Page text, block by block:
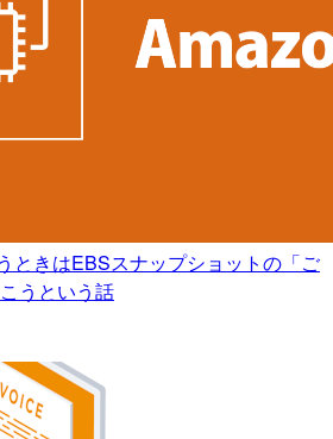
ときはEBSスナップショットの「ご
うという話